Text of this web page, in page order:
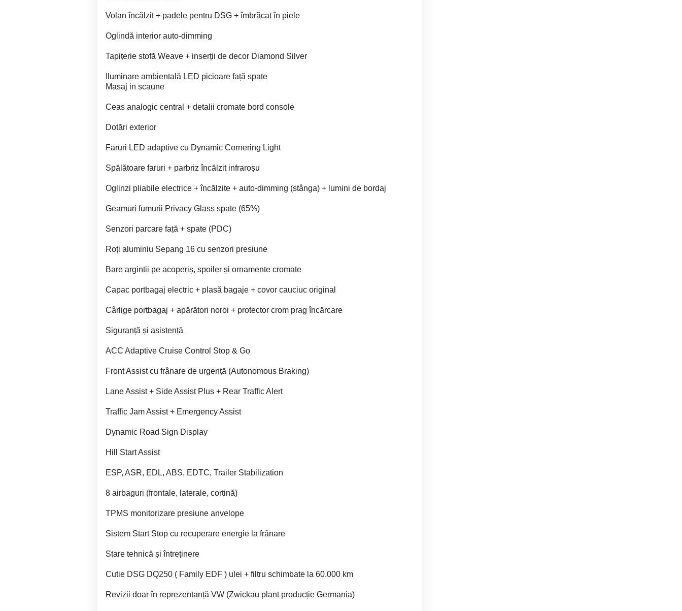
Volan încălzit + padele pentru DSG + îmbrăcat în piele
Oglindă interior auto-dimming
Tapițerie stofă Weave + inserții de decor Diamond Silver
Iluminare ambientală LED picioare față spate
Masaj in scaune
Ceas analogic central + detalii cromate bord console
Dotări exterior
Faruri LED adaptive cu Dynamic Cornering Light
Spălătoare faruri + parbriz încălzit infraroșu
Oglinzi pliabile electrice + încălzite + auto-dimming (stânga) + lumini de bordaj
Geamuri fumurii Privacy Glass spate (65%)
Senzori parcare față + spate (PDC)
Roți aluminiu Sepang 16 cu senzori presiune
Bare argintii pe acoperiș, spoiler și ornamente cromate
Capac portbagaj electric + plasă bagaje + covor cauciuc original
Cârlige portbagaj + apărători noroi + protector crom prag încărcare
Siguranță și asistență
ACC Adaptive Cruise Control Stop & Go
Front Assist cu frânare de urgență (Autonomous Braking)
Lane Assist + Side Assist Plus + Rear Traffic Alert
Traffic Jam Assist + Emergency Assist
Dynamic Road Sign Display
Hill Start Assist
ESP, ASR, EDL, ABS, EDTC, Trailer Stabilization
8 airbaguri (frontale, laterale, cortină)
TPMS monitorizare presiune anvelope
Sistem Start Stop cu recuperare energie la frânare
Stare tehnică și întreținere
Cutie DSG DQ250 ( Family EDF ) ulei + filtru schimbate la 60.000 km
Revizii doar în reprezentanță VW (Zwickau plant producție Germania)